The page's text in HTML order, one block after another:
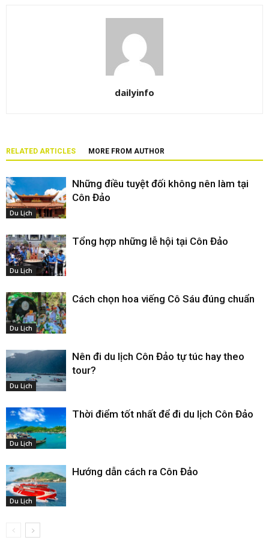
dailyinfo
RELATED ARTICLES MORE FROM AUTHOR
Du Lịch
Những điều tuyệt đối không nên làm tại
Côn Đảo
Du Lịch
Tổng hợp những lễ hội tại Côn Đảo
Du Lịch
Cách chọn hoa viếng Cô Sáu đúng chuẩn
Du Lịch
Nên đi du lịch Côn Đảo tự túc hay theo
tour?
Du Lịch
Thời điểm tốt nhất để đi du lịch Côn Đảo
Du Lịch
Hướng dẫn cách ra Côn Đảo